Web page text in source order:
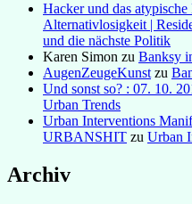
Hacker und das
Alternativlosigkeit |
und die nächste Politik
Karen Simon zu Banksy
AugenZeugeKunstzu
Und sonst so? : 07. 10.
Urban Trends
Urban Interventions
URBANSHIT zu Urban
Archiv